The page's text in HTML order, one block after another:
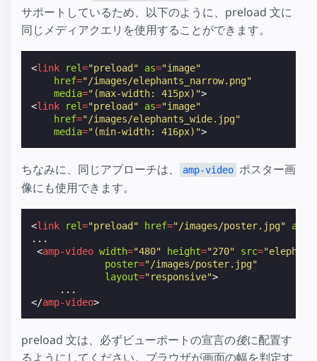
サポートしているため、以下のように、preload 文に
同じメディアクエリを使用することができます。
<link rel="preload" as="image"
href="/images/elephants_narrow.png"
media="(max-width: 415px)">
<link rel="preload" as="image"
href="/images/elephants_wide.jpg"
media="(min-width: 416px)">
ちなみに、同じアプローチは、 amp-video ポスター画
像にも使用できます。
<link rel="preload" href="/images/poster.jpg" as
...
<amp-video width="480" height="270" src=
poster="/images/poster.jpg"
layout="responsive">
</amp-video>
preload 文は、必ずビューポートの宣言の後に配置す
るようにしてください。ブラウザが画面の幅を判定す